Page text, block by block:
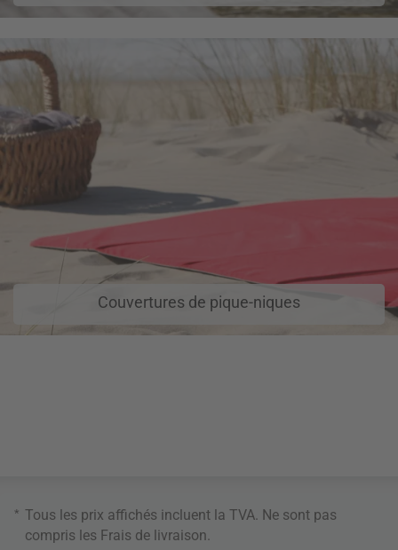
Couvertures de pique-niques
* Tous les prix affichés incluent la TVA. Ne sont pas
compris les Frais de livraison